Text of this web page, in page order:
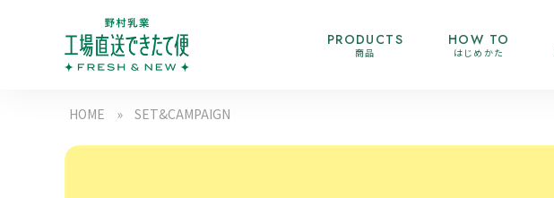
PRODUCTS
商品
HOW TO
はじめかた
HOME » SET&CAMPAIGN